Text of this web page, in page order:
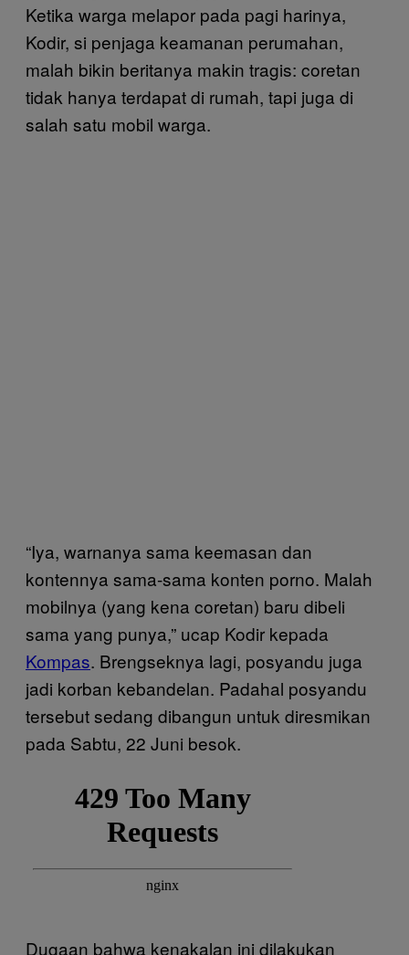
Ketika warga melapor pada pagi harinya,
Kodir, si penjaga keamanan perumahan,
malah bikin beritanya makin tragis: coretan
tidak hanya terdapat di rumah, tapi juga di
salah satu mobil warga.
“Iya, warnanya sama keemasan dan
kontennya sama-sama konten porno. Malah
mobilnya (yang kena coretan) baru dibeli
sama yang punya,” ucap Kodir kepada
Kompas. Brengseknya lagi, posyandu juga
jadi korban kebandelan. Padahal posyandu
tersebut sedang dibangun untuk diresmikan
pada Sabtu, 22 Juni besok.
Dugaan bahwa kenakalan ini dilakukan